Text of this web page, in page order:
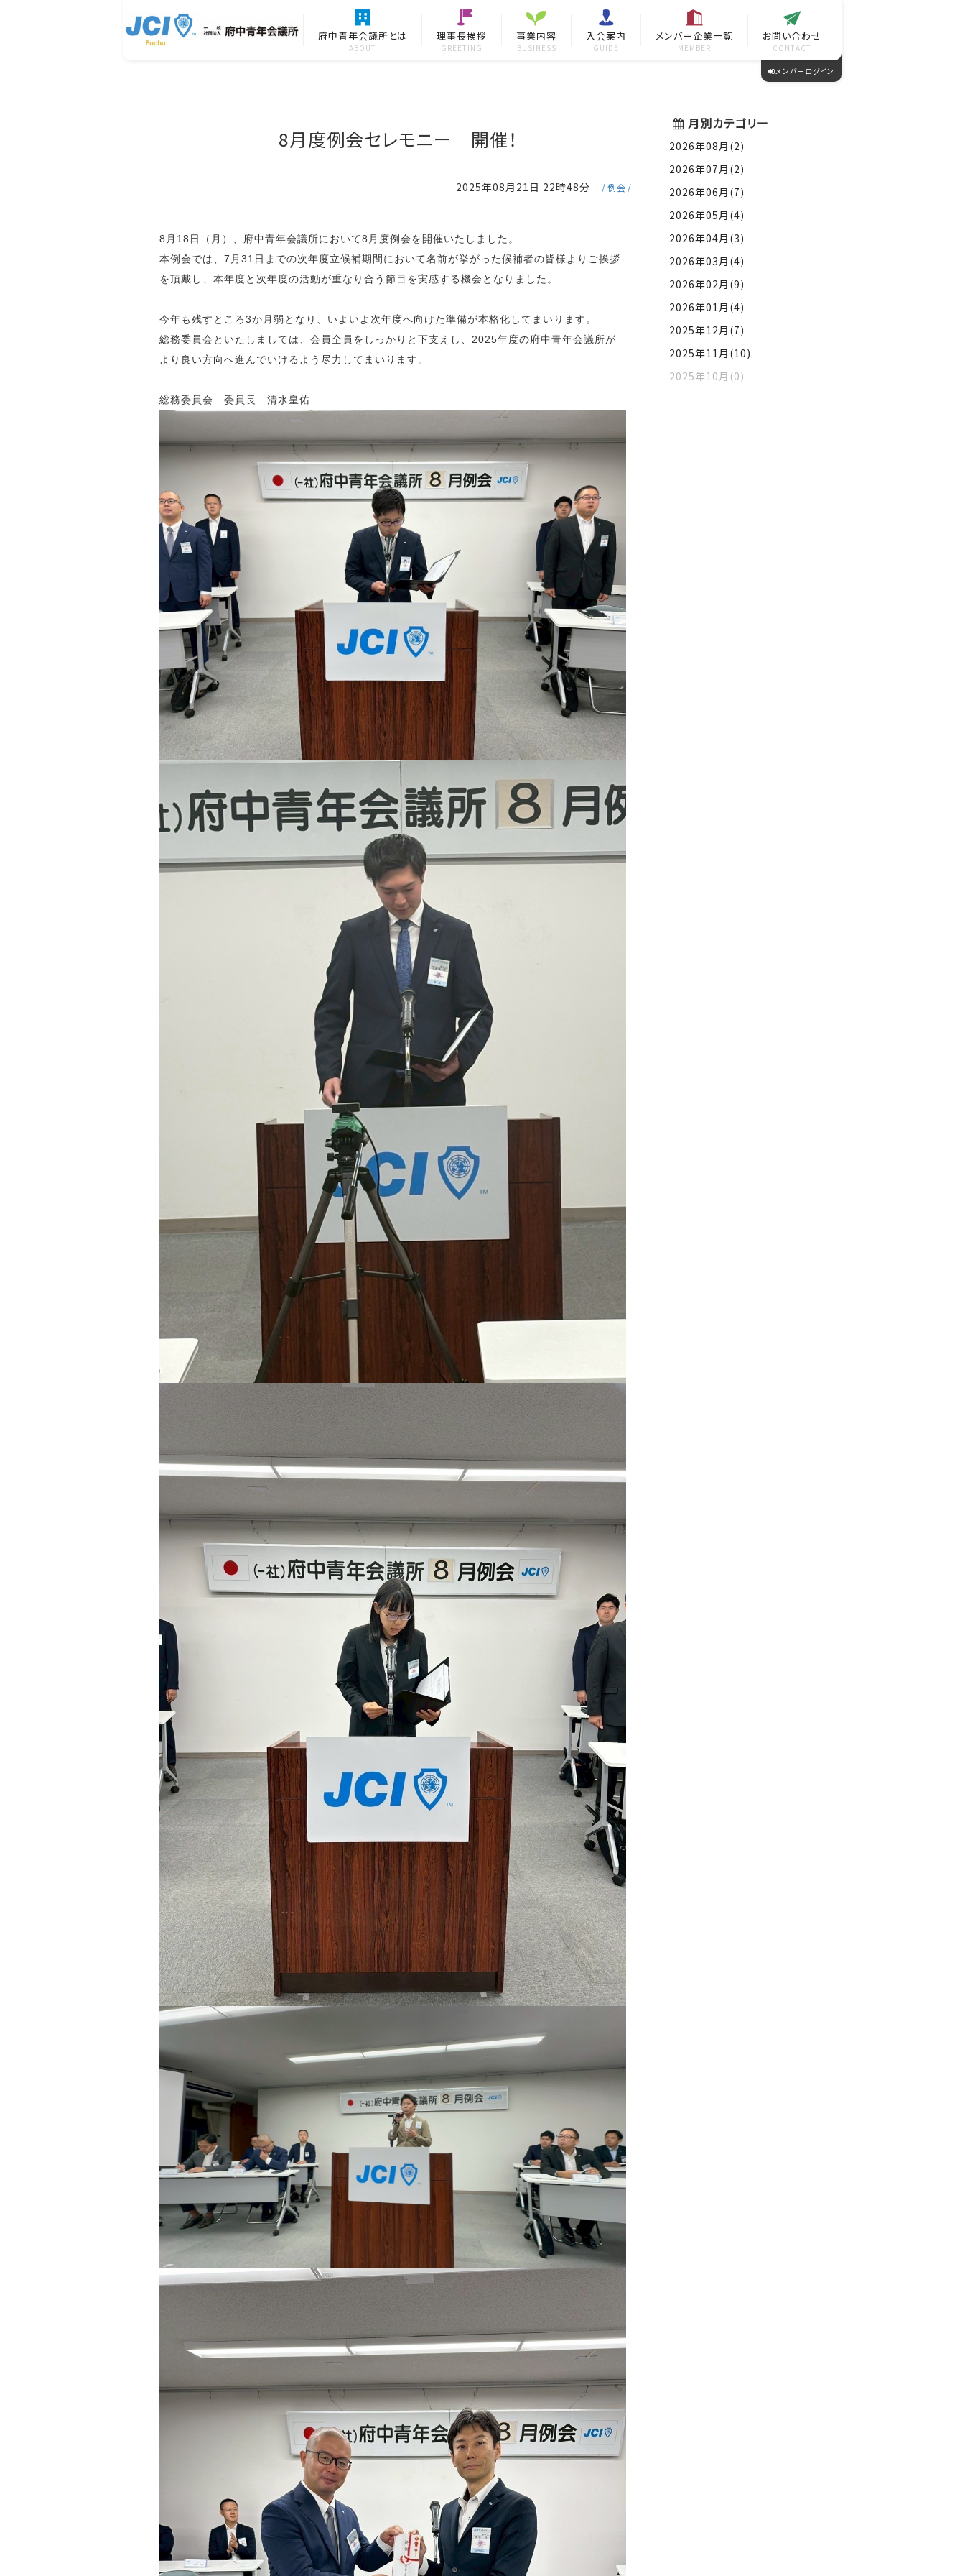
府中青年会議所とは
ABOUT
理事長挨拶
GREETING
事業内容
BUSINESS
入会案内
GUIDE
メンバー企業一覧
MEMBER
お問い合わせ
CONTACT
メンバーログイン
8月度例会セレモニー 開催！
2025年08月21日 22時48分 例会
8月18日（月）、府中青年会議所において8月度例会を開催いたしました。
本例会では、7月31日までの次年度立候補期間において名前が挙がった候補者の皆様よりご挨拶
を頂戴し、本年度と次年度の活動が重なり合う節目を実感する機会となりました。
今年も残すところ3か月弱となり、いよいよ次年度へ向けた準備が本格化してまいります。
総務委員会といたしましては、会員全員をしっかりと下支えし、2025年度の府中青年会議所が
より良い方向へ進んでいけるよう尽力してまいります。
総務委員会 委員長 清水皇佑
月別カテゴリー
2026年08月(2)
2026年07月(2)
2026年06月(7)
2026年05月(4)
2026年04月(3)
2026年03月(4)
2026年02月(9)
2026年01月(4)
2025年12月(7)
2025年11月(10)
2025年10月(0)